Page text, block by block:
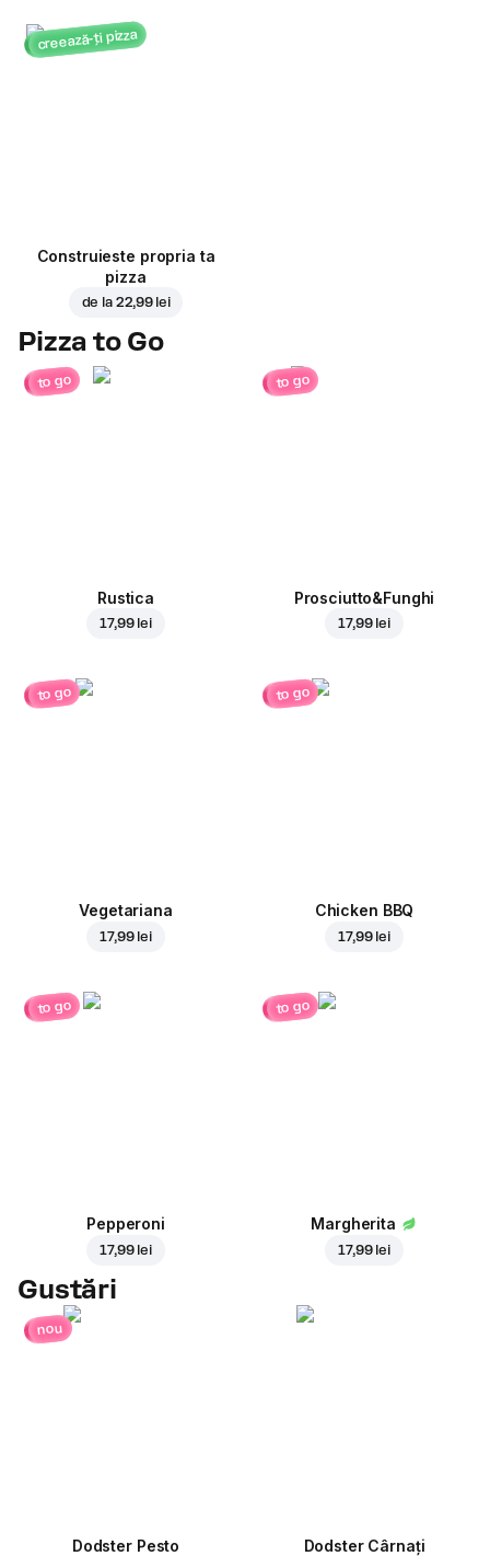
creează-ți pizza
Construieste propria ta
pizza
de la 22,99 lei
Pizza to Go
to go
Rustica
17,99 lei
to go
Prosciutto&Funghi
17,99 lei
to go
Vegetariana
17,99 lei
to go
Chicken BBQ
17,99 lei
to go
Pepperoni
17,99 lei
to go
Margherita
17,99 lei
Gustări
nou
Dodster Pesto Dodster Cârnați